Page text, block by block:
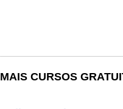
MAIS CURSOS